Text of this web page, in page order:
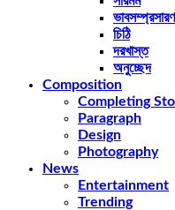
ভাবসম্প্রসারণ
চিঠি
দরখাস্ত
অনুচ্ছেদ
Composition
Completing
Paragraph
Design
Photography
News
Entertainment
Trending